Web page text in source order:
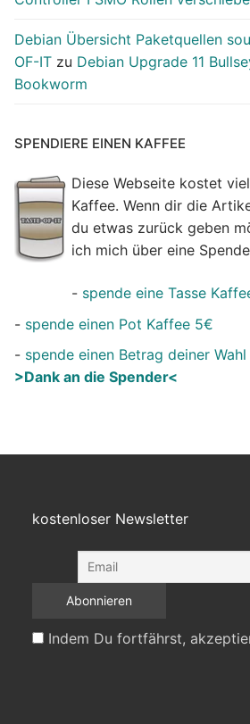
Debian Übersicht Paketquellen
OF-IT zu Debian Upgrade 11
Bookworm
SPENDIERE EINEN KAFFEE
Diese Webseite kostet
Kaffee. Wenn dir die
du etwas zurück geben
ich mich über eine
- spende eine Tasse
- spende einen Pot Kaffee 5€
- spende einen Betrag deiner Wahl
>Dank an die Spender<
kostenloser Newsletter
Indem Du fortfährst,